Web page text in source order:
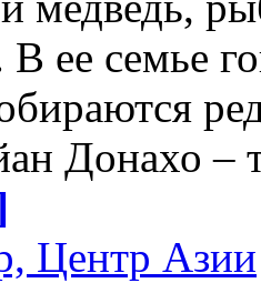
В ее семье
Донахо –
Центр Азии